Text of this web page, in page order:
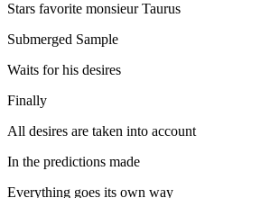
Stars favorite monsieur Taurus
Submerged Sample
Waits for his desires
Finally
All desires are taken into account
In the predictions made
Everything goes its own way